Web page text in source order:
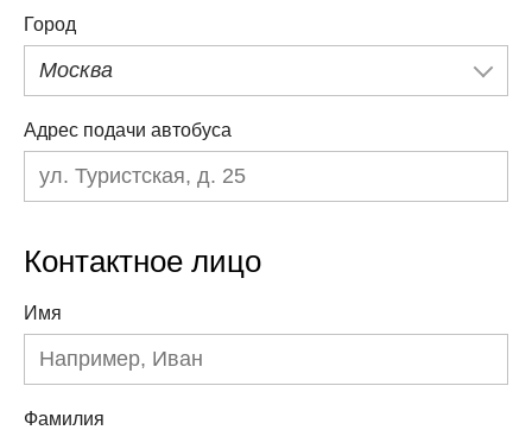
Город
Москва
Адрес подачи автобуса
Контактное лицо
Имя
Фамилия